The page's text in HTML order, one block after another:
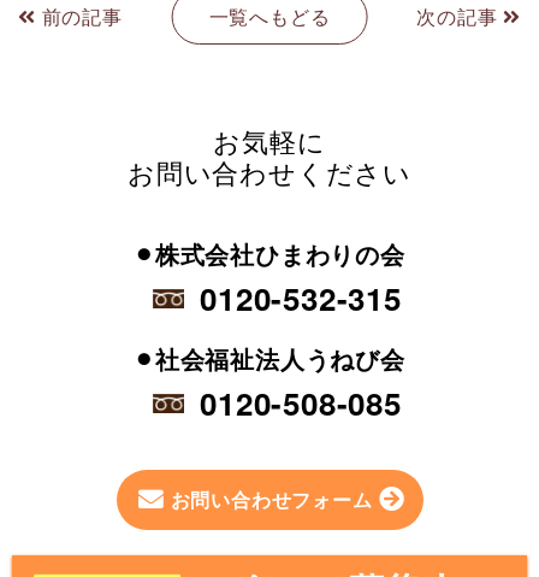
前の記事 一覧へもどる 次の記事
お気軽に
お問い合わせください
⚫︎株式会社ひまわりの会
0120-532-315
⚫︎社会福祉法人うねび会
0120-508-085
お問い合わせフォーム